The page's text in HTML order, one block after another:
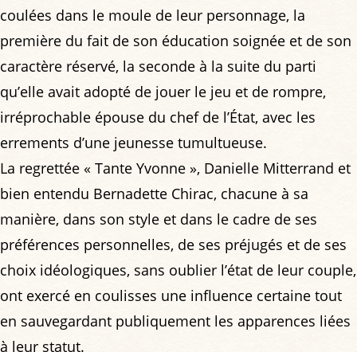
coulées dans le moule de leur personnage, la
première du fait de son éducation soignée et de son
caractère réservé, la seconde à la suite du parti
qu’elle avait adopté de jouer le jeu et de rompre,
irréprochable épouse du chef de l’État, avec les
errements d’une jeunesse tumultueuse.
La regrettée « Tante Yvonne », Danielle Mitterrand et
bien entendu Bernadette Chirac, chacune à sa
manière, dans son style et dans le cadre de ses
préférences personnelles, de ses préjugés et de ses
choix idéologiques, sans oublier l’état de leur couple,
ont exercé en coulisses une influence certaine tout
en sauvegardant publiquement les apparences liées
à leur statut.